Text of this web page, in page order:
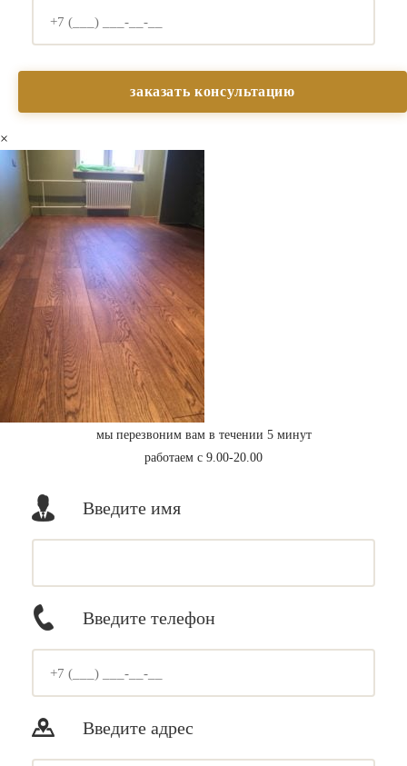
×
мы перезвоним вам в течении 5 минут
работаем с 9.00-20.00
Введите имя
Введите телефон
Введите адрес